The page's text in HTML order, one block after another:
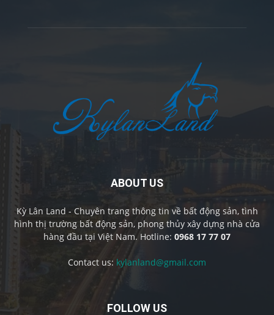
ABOUT US
Kỳ Lân Land - Chuyên trang thông tin về bất động sản, tình
hình thị trường bất động sản, phong thủy xây dựng nhà cửa
hàng đầu tại Việt Nam. Hotline: 0968 17 77 07
Contact us: kylanland@gmail.com
FOLLOW US